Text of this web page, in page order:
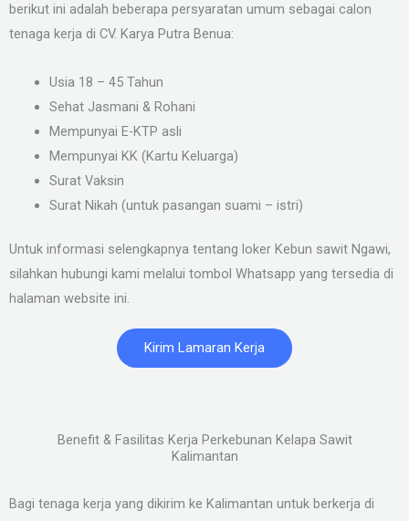
berikut ini adalah beberapa persyaratan umum sebagai calon
tenaga kerja di CV. Karya Putra Benua:
Usia 18 – 45 Tahun
Sehat Jasmani & Rohani
Mempunyai E-KTP asli
Mempunyai KK (Kartu Keluarga)
Surat Vaksin
Surat Nikah (untuk pasangan suami – istri)
Untuk informasi selengkapnya tentang loker Kebun sawit Ngawi,
silahkan hubungi kami melalui tombol Whatsapp yang tersedia di
halaman website ini.
Kirim Lamaran Kerja
Benefit & Fasilitas Kerja Perkebunan Kelapa Sawit
Kalimantan
Bagi tenaga kerja yang dikirim ke Kalimantan untuk berkerja di